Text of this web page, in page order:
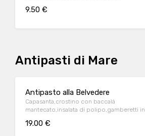
9.50 €
Antipasti di Mare
Antipasto alla Belvedere
Capasanta,crostino con baccalà
mantecato,insalata di polipo,gamberetti in
19.00 €